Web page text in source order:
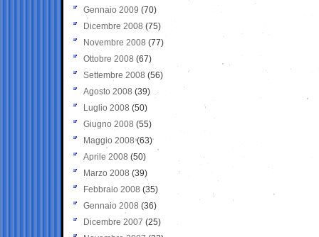
Gennaio 2009 (70)
Dicembre 2008 (75)
Novembre 2008 (77)
Ottobre 2008 (67)
Settembre 2008 (56)
Agosto 2008 (39)
Luglio 2008 (50)
Giugno 2008 (55)
Maggio 2008(63)
Aprile 2008 (50)
Marzo 2008 (39)
Febbraio 2008 (35)
Gennaio 2008 (36)
Dicembre 2007 (25)